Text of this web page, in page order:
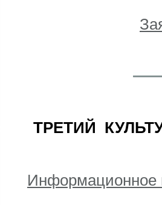
ТРЕТИЙ
Информационное